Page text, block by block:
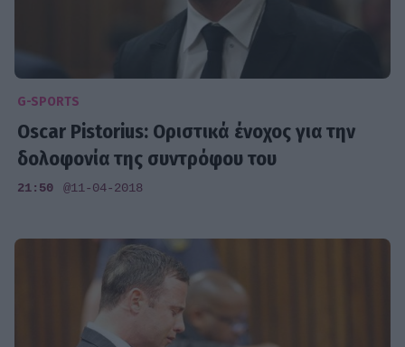
G-SPORTS
Oscar Pistorius: Οριστικά ένοχος για την
δολοφονία της συντρόφου του
21:50 @11-04-2018